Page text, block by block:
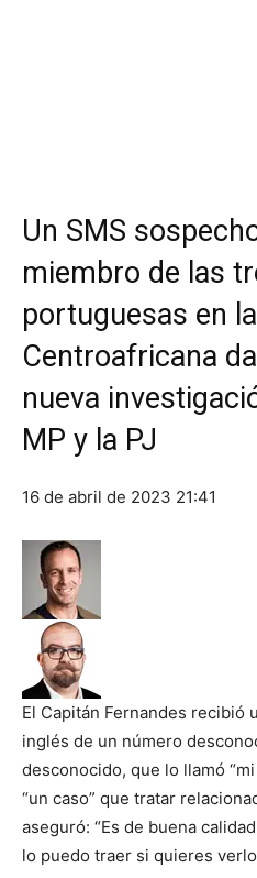
Un SMS
miembro de las
portuguesas en
Centroafricana
nueva
MP y la PJ
16 de abril de 2023 21:41
El Capitán Fernandes recibió
inglés de un número
desconocido, que lo llamó
“un caso” que tratar
aseguró: “Es de buena
lo puedo traer si quieres